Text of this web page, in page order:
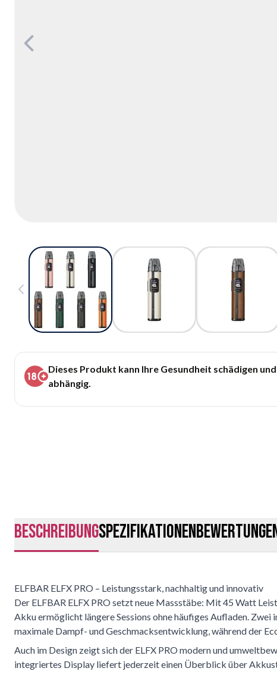
Dieses Produkt kann Ihre Gesundheit schädigen
abhängig.
BeschreibungSpezifikationen
ELFBAR ELFX PRO – Leistungsstark, nachhaltig und innovativ
Der ELFBAR ELFX PRO setzt neue Massstäbe: Mit 45 Watt
Akku ermöglicht längere Sessions ohne häufiges Aufladen.
maximale Dampf- und Geschmacksentwicklung, während der
Auch im Design zeigt sich der ELFX PRO modern und
integriertes Display liefert jederzeit einen Überblick über